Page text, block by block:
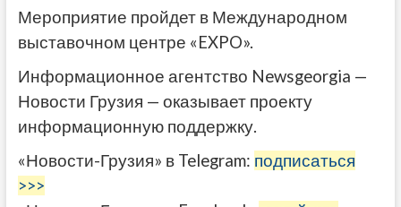
Мероприятие пройдет в Международном
выставочном центре «EXPO».
Информационное агентство Newsgeorgia —
Новости Грузия — оказывает проекту
информационную поддержку.
«Новости-Грузия» в Telegram: подписаться
>>>